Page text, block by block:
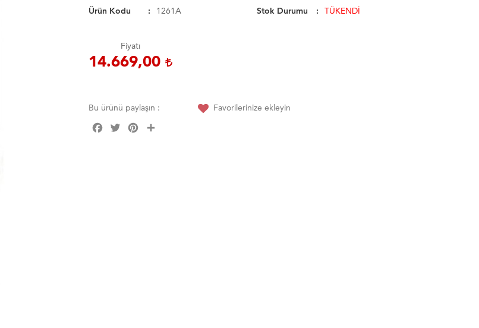
Ürün Kodu 1261A Stok Durumu TÜKENDİ
Fiyatı
14.669,00
Bu ürünü paylaşın :
FacebookTwitterPinterest
Favorilerinize ekleyin